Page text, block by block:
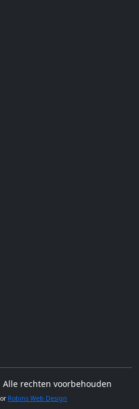
Alle rechten voorbehouden
Robins Web Design